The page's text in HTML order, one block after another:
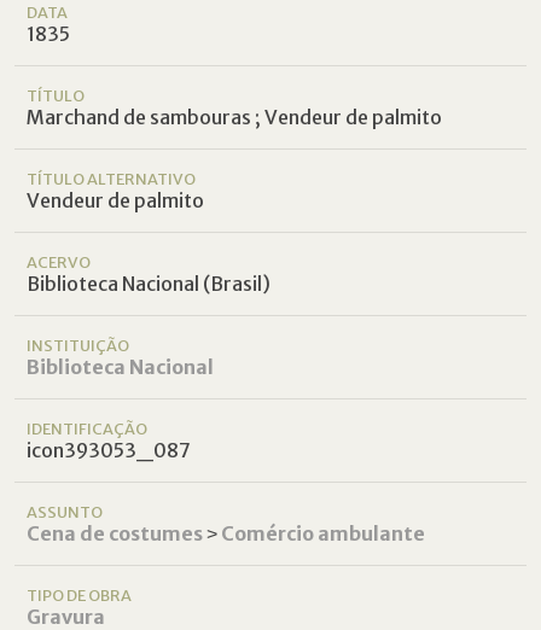
DATA
1835
TÍTULO
Marchand de sambouras ; Vendeur de palmito
TÍTULO ALTERNATIVO
Vendeur de palmito
ACERVO
Biblioteca Nacional (Brasil)
INSTITUIÇÃO
Biblioteca Nacional
IDENTIFICAÇÃO
icon393053_087
ASSUNTO
Cena de costumes˃ Comércio ambulante
TIPO DE OBRA
Gravura